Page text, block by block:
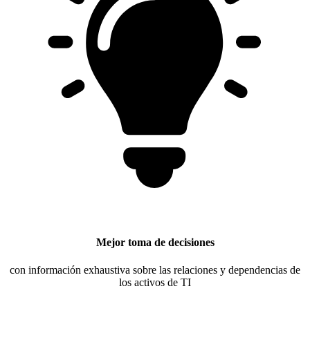
Mejor toma de decisiones
con información exhaustiva sobre las relaciones y dependencias de
los activos de TI